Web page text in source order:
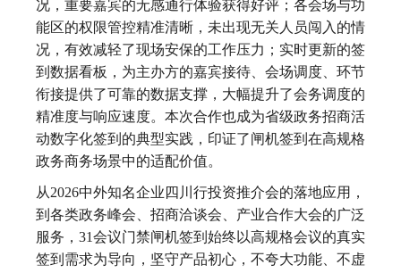
况，重要嘉宾的无感通行体验获得好评；各会场与功
能区的权限管控精准清晰，未出现无关人员闯入的情
况，有效减轻了现场安保的工作压力；实时更新的签
到数据看板，为主办方的嘉宾接待、会场调度、环节
衔接提供了可靠的数据支撑，大幅提升了会务调度的
精准度与响应速度。本次合作也成为省级政务招商活
动数字化签到的典型实践，印证了闸机签到在高规格
政务商务场景中的适配价值。
从2026中外知名企业四川行投资推介会的落地应用，
到各类政务峰会、招商洽谈会、产业合作大会的广泛
服务，31会议门禁闸机签到始终以高规格会议的真实
签到需求为导向，坚守产品初心，不夸大功能、不虚